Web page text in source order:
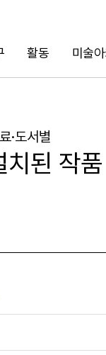
활동 미술
·도서별
작품